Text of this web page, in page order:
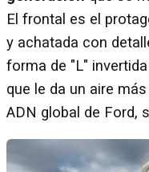
El frontal es el
y achatada con
forma de "L"
que le da un aire
ADN global de Ford,